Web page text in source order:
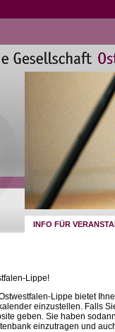
INFO FÜR
Lippe!
Lippe bietet
einzustellen. Falls
geben. Sie haben
einzutragen und